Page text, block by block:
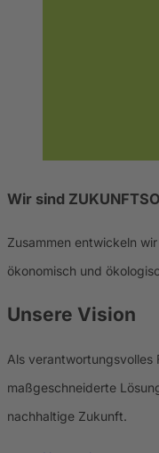
Wir sind
Zusammen entwickeln
ökonomisch und
Unsere Vision
Als verantwortungsvolles
maßgeschneiderte
nachhaltige Zukunft.